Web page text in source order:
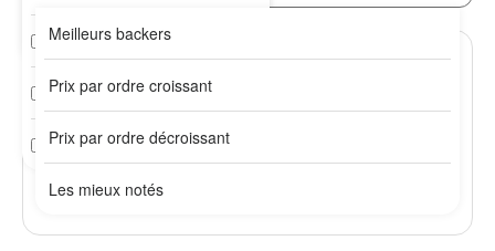
Plus de 10 ans
2 / 3 mois
3 / 6 mois
6 mois et +
Meilleurs backers
Prix par ordre croissant
Prix par ordre décroissant
Les mieux notés